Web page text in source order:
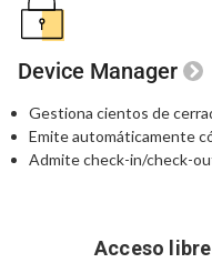
Device Manager
Gestiona cientos de
Emite automáticamente
Admite check-in/check-
Acceso